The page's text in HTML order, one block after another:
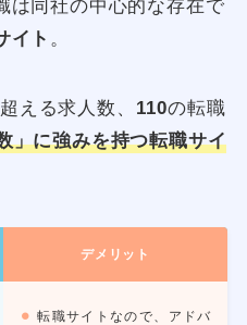
は同社の中心的な存在で
イト 。
える求人数、 110の転職
」に強みを持つ転職サイ
デメリット
転職サイトなので、アドバ